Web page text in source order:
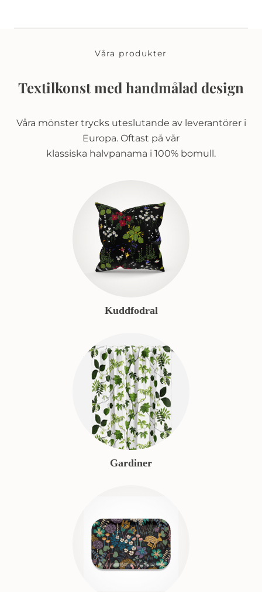
Våra produkter
Textilkonst med handmålad design
Våra mönster trycks uteslutande av leverantörer i
Europa. Oftast på vår
klassiska halvpanama i 100% bomull.
Kuddfodral
Gardiner